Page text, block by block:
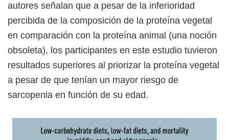
autores señalan que a pesar de la inferioridad
percibida de la composición de la proteína vegetal
en comparación con la proteína animal (una noción
obsoleta), los participantes en este estudio tuvieron
resultados superiores al priorizar la proteína vegetal
a pesar de que tenían un mayor riesgo de
sarcopenia en función de su edad.